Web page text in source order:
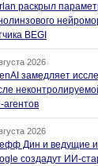
раскрыл
BEGI
2026
замедляет
агентов
2026
Дин и ведущие
создадут ИИ-